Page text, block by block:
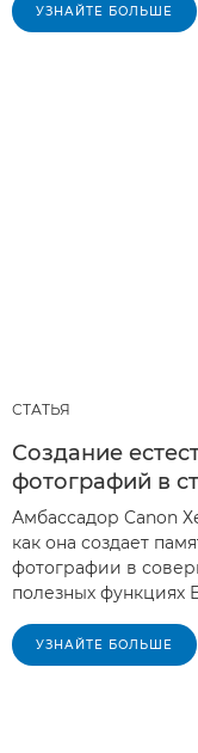
УЗНАЙТЕ БОЛЬШЕ
СТАТЬЯ
Создание
фотографий в
Амбассадор Canon
как она создает
фотографии в
полезных функциях
УЗНАЙТЕ БОЛЬШЕ